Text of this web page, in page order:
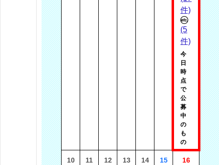
件)
(5
件)
今
日
時
点
で
公
募
中
の
も
の
10 11 12 13 14 15 16